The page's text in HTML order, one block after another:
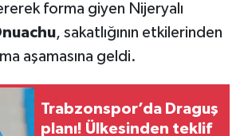
forma giyen Nijeryalı
, sakatlığının etkilerinden
aşamasına geldi.
Trabzonspor’da Draguş
planı! Ülkesinden teklif